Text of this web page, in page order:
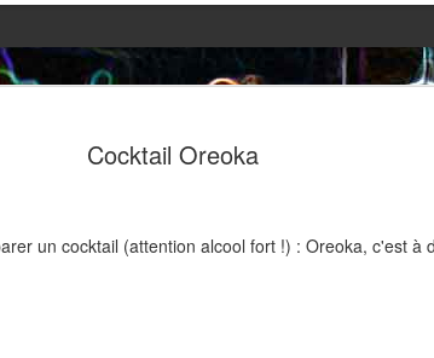
Cocktail Oreoka
un cocktail (attention alcool fort !) : Oreoka, c'est à
2